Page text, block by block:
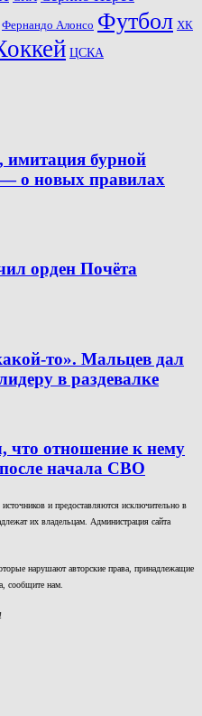
Фернандо Алонсо Футбол ХК
ЦСКА
имитация бурной
о новых правилах
орден Почёта
то». Мальцев дал
в раздевалке
что отношение к нему
начала СВО
и предоставляются исключительно в
их владельцам. Администрация сайта
нарушают авторские права, принадлежащие
сообщите нам.